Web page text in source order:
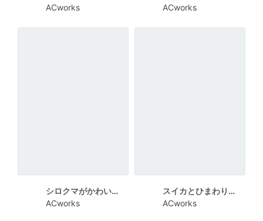
ACworks
ACworks
シロクマがかわいい青背景の残暑見舞い
ACworks
スイカとひまわりの縦書き残暑見舞い
ACworks